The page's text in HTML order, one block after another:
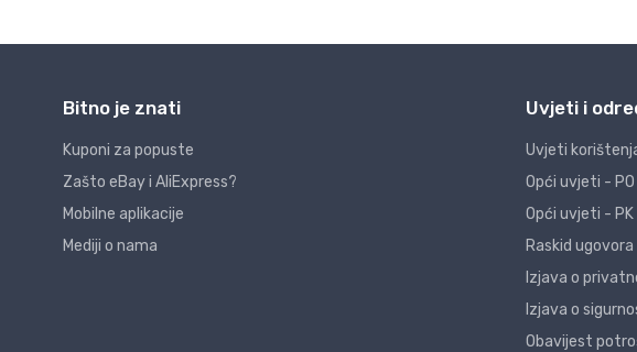
Bitno je znati
Kuponi za popuste
Zašto eBay i AliExpress?
Mobilne aplikacije
Mediji o nama
Uvjeti i
Uvjeti
Opći uvjeti - PO
Opći uvjeti - PK
Raskid ugovora
Izjava o
Izjava o
Obavijest